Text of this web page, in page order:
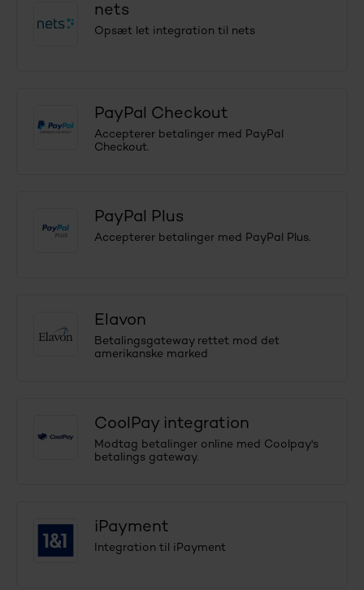
nets
Opsæt let integration til nets
PayPal Checkout
Accepterer betalinger med PayPal
Checkout.
PayPal Plus
Accepterer betalinger med PayPal Plus.
Elavon
Betalingsgateway rettet mod det
amerikanske marked
CoolPay integration
Modtag betalinger online med Coolpay's
betalings gateway.
iPayment
Integration til iPayment